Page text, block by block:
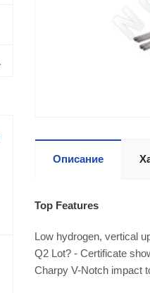
Описание
Top Features
Low hydrogen, vertical
Q2 Lot? - Certificate
Charpy V-Notch impact